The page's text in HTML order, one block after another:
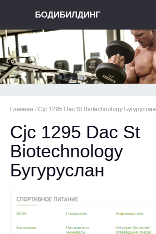
БОДИБИЛДИНГ
Главная / Cjc 1295 Dac St Biotechnology Бугуруслан
Cjc 1295 Dac St
Biotechnology
Бугуруслан